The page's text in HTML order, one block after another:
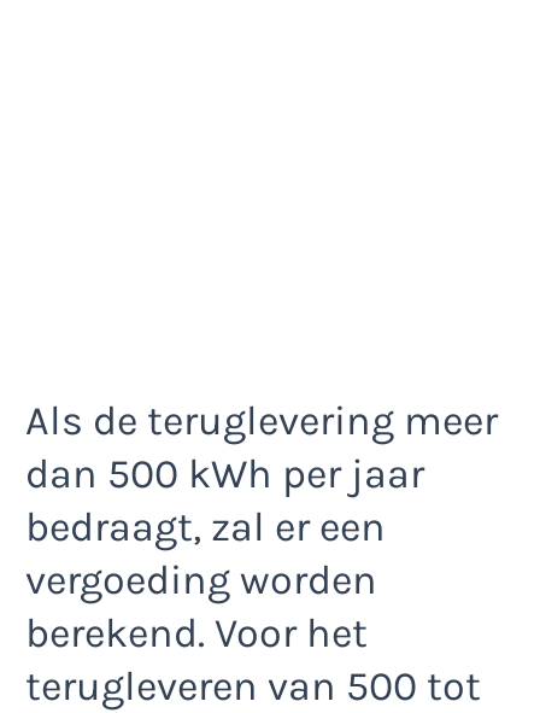
Als de teruglevering meer
dan 500 kWh per jaar
bedraagt, zal er een
vergoeding worden
berekend. Voor het
terugleveren van 500 tot